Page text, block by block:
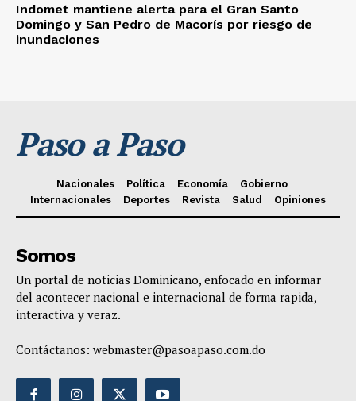
Indomet mantiene alerta para el Gran Santo
Domingo y San Pedro de Macorís por riesgo de
inundaciones
Paso a Paso
Nacionales Política Economía
Gobierno
Internacionales
Deportes Revista Salud Opiniones
Somos
Un portal de noticias Dominicano, enfocado en informar
del acontecer nacional e internacional de forma rapida,
interactiva y veraz.
Contáctanos: webmaster@pasoapaso.com.do